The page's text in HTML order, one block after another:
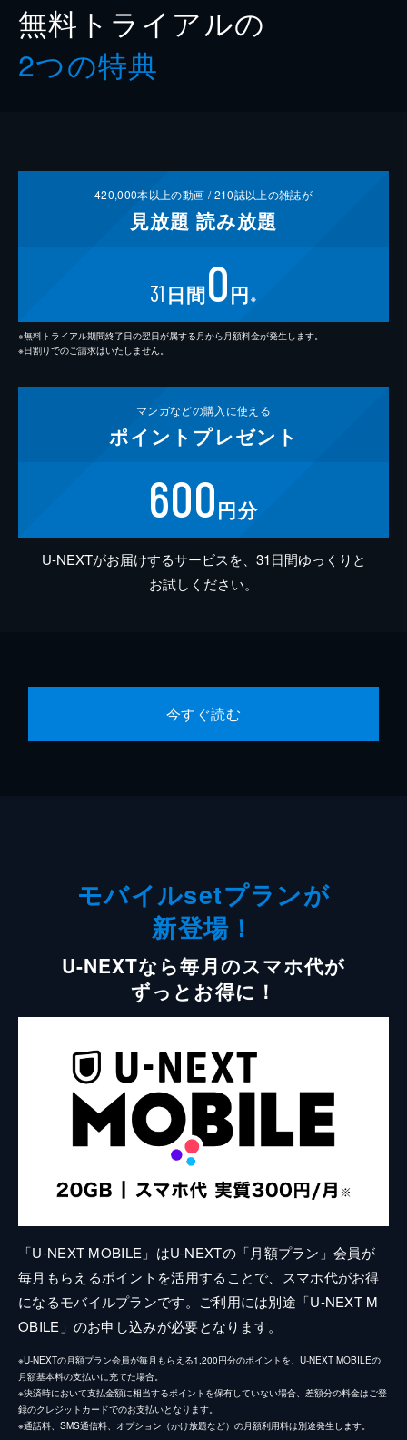
無料トライアルの
2つの特典
420,000本以上の動画 /210誌以上の雑誌が
見放題 読み放題
31 日間0円 ※
※無料トライアル期間終了日の翌日が属する月から月額料金が発生します。
※日割りでのご請求はいたしません。
マンガなどの購入に使える
ポイント プレゼント
600円分
U-NEXTがお届けするサービスを、31日間ゆっくりと
お試しください。
今すぐ読む
モバイルsetプランが
新登場！
U-NEXTなら毎月のスマホ代が
ずっとお得に！
「U-NEXT MOBILE」はU-NEXTの「月額プラン」会員が
毎月もらえるポイントを活用することで、スマホ代がお得
になるモバイルプランです。ご利用には別途「U-NEXT M
OBILE」のお申し込みが必要となります。
※U-NEXTの月額プラン会員が毎月もらえる1,200円分のポイントを、U-NEXT MOBILEの
月額基本料の支払いに充てた場合。
※決済時において支払金額に相当するポイントを保有していない場合、差額分の料金はご登
録のクレジットカードでのお支払いとなります。
※通話料、SMS通信料、オプション（かけ放題など）の月額利用料は別途発生します。